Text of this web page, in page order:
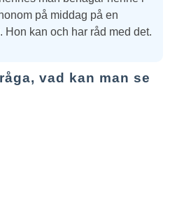
på middag på en
Hon kan och har råd med det.
vad kan man se